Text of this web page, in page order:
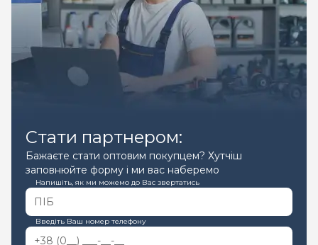
Стати партнером:
Бажаєте стати оптовим покупцем? Хутчіш
заповнюйте форму і ми вас наберемо
Напишіть, як ми можемо до Вас звертатись
Введіть Ваш номер телефону